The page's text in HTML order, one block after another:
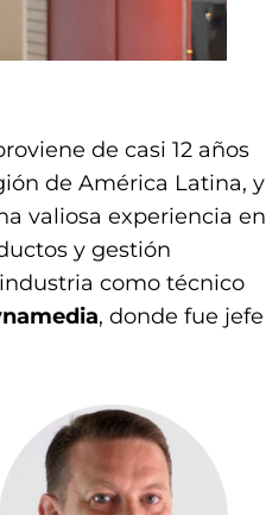
de casi 12 años
de América Latina, y
valiosa experiencia en
y gestión
como técnico
, donde fue jefe